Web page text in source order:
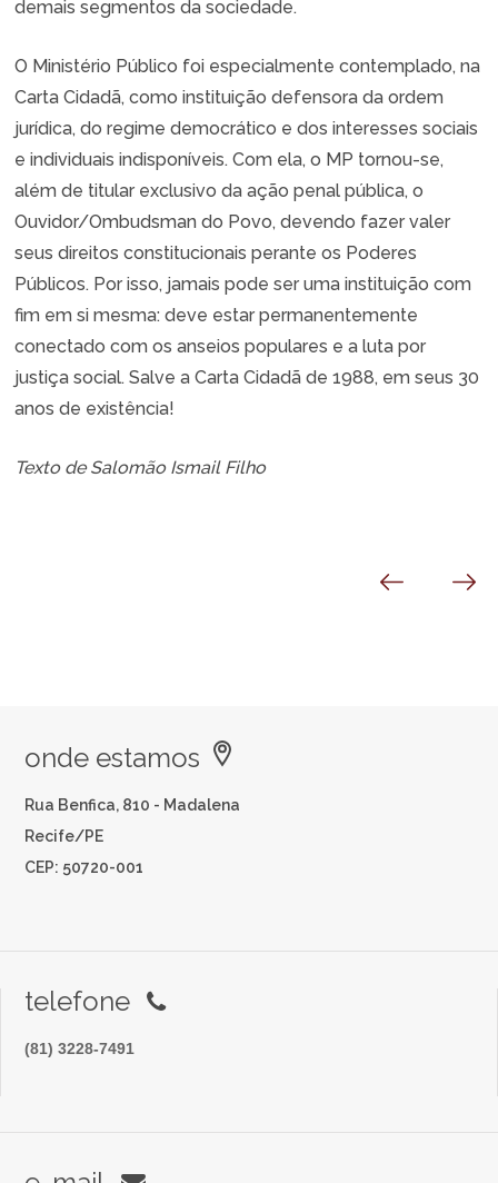
demais segmentos da sociedade.
O Ministério Público foi especialmente contemplado, na
Carta Cidadã, como instituição defensora da ordem
jurídica, do regime democrático e dos interesses sociais
e individuais indisponíveis. Com ela, o MP tornou-se,
além de titular exclusivo da ação penal pública, o
Ouvidor/Ombudsman do Povo, devendo fazer valer
seus direitos constitucionais perante os Poderes
Públicos. Por isso, jamais pode ser uma instituição com
fim em si mesma: deve estar permanentemente
conectado com os anseios populares e a luta por
justiça social. Salve a Carta Cidadã de 1988, em seus 30
anos de existência!
Texto de Salomão Ismail Filho
onde estamos
Rua Benfica, 810 - Madalena
Recife/PE
CEP: 50720-001
telefone
(81) 3228-7491